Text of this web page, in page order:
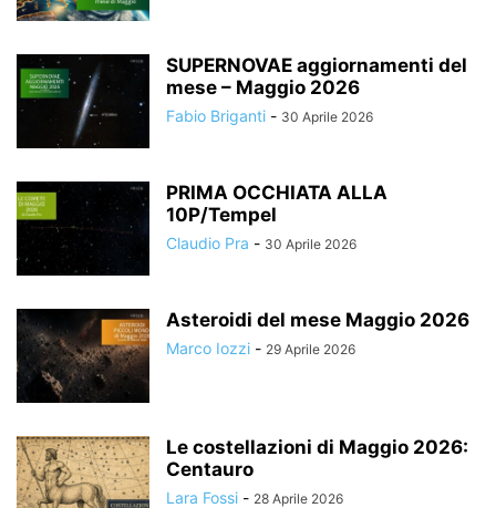
SUPERNOVAE aggiornamenti del
mese – Maggio 2026
Fabio Briganti - 30 Aprile 2026
PRIMA OCCHIATA ALLA
10P/Tempel
Claudio Pra - 30 Aprile 2026
Asteroidi del mese Maggio 2026
Marco Iozzi - 29 Aprile 2026
Le costellazioni di Maggio 2026:
Centauro
Lara Fossi - 28 Aprile 2026